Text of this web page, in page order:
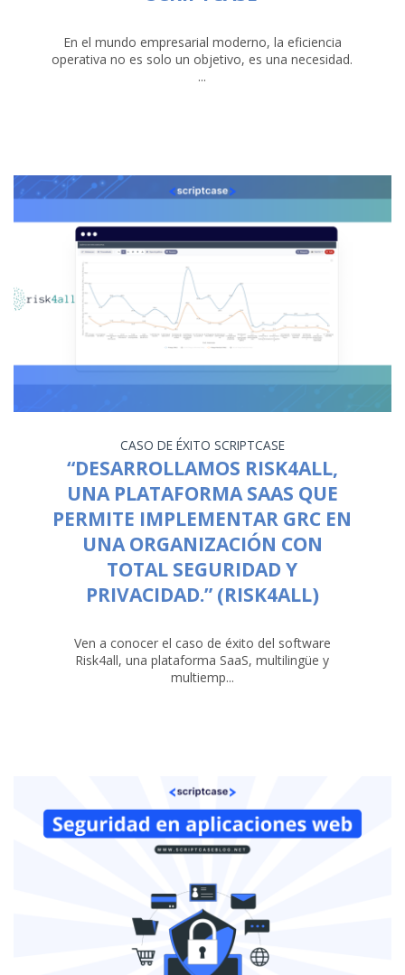
En el mundo empresarial moderno, la eficiencia
operativa no es solo un objetivo, es una necesidad.
...
CASO DE ÉXITO SCRIPTCASE
“DESARROLLAMOS RISK4ALL,
UNA PLATAFORMA SAAS QUE
PERMITE IMPLEMENTAR GRC EN
UNA ORGANIZACIÓN CON
TOTAL SEGURIDAD Y
PRIVACIDAD.” (RISK4ALL)
Ven a conocer el caso de éxito del software
Risk4all, una plataforma SaaS, multilingüe y
multiemp...